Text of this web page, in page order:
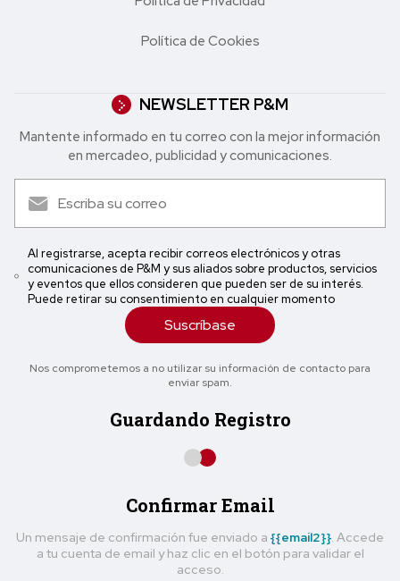
Política de Cookies
NEWSLETTER P&M
Mantente informado en tu correo con la mejor in formación
en mercadeo, publicidad y comunicaciones.
Al registrarse, acepta recibir correos electrónicos y otras
comunicaciones de P&M y sus aliados sobre productos, servicios
y eventos que ellos consideren que pueden ser de su interés.
Puede retirar su consentimiento en cualquier momento
Suscríbase
Nos comprometemos a no utilizar su información de contacto para
enviar spam.
Guardando Registro
Confirmar Email
Un mensaje de confirmación fue enviado a {{email2}} . Accede
a tu cuenta de email y haz clic en el botón para validar el
acceso.